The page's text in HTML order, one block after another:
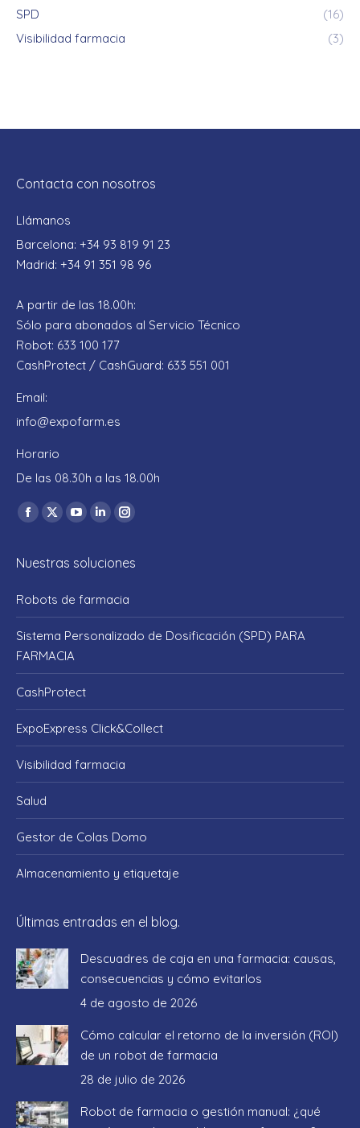
SPD
(16)
Visibilidad farmacia
(3)
Contacta con nosotros
Llámanos
Barcelona: +34 93 819 91 23
Madrid: +34 91 351 98 96
A partir de las 18.00h:
Sólo para abonados al Servicio Técnico
Robot: 633 100 177
CashProtect / CashGuard: 633 551 001
Email:
info@expofarm.es
Horario
De las 08.30h a las 18.00h
Encuéntranos en:
Facebook
opens
new
X
opens
new
YouTube
opens
new
Linkedin
opens
new
Instagram
opens
new
Nuestras soluciones
Robots de farmacia
Sistema Personalizado de Dosificación (SPD) PARA
FARMACIA
CashProtect
ExpoExpress Click&Collect
Visibilidad farmacia
Salud
Gestor de Colas Domo
Almacenamiento y etiquetaje
Últimas entradas en el blog.
Descuadres de caja en una farmacia: causas,
consecuencias y cómo evitarlos
4 de agosto de 2026
Cómo calcular el retorno de la inversión (ROI)
de un robot de farmacia
28 de julio de 2026
Robot de farmacia o gestión manual: ¿qué